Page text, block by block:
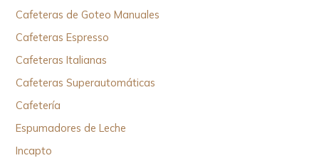
Cafeteras de Goteo Manuales
Cafeteras Espresso
Cafeteras Italianas
Cafeteras Superautomáticas
Cafetería
Espumadores de Leche
Incapto